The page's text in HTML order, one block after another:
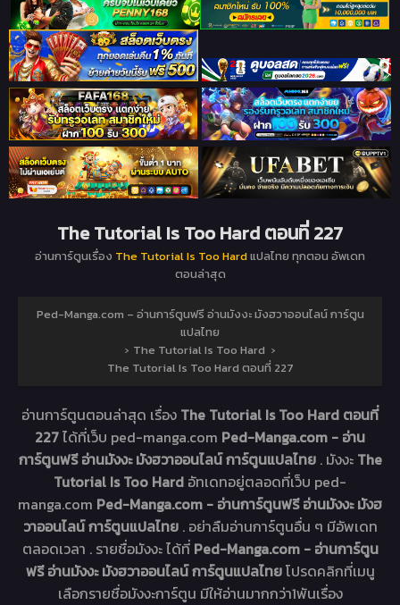
The Tutorial Is Too Hard ตอนที่ 227
อ่านการ์ตูนเรื่อง The Tutorial Is Too Hardแปลไทย ทุกตอน อัพเดท
ตอนล่าสุด
Ped-Manga.com – อ่านการ์ตูนฟรี อ่านมังงะ มังฮวาออนไลน์ การ์ตูน
แปลไทย
› The Tutorial Is Too Hard ›
The Tutorial Is Too Hard ตอนที่ 227
อ่านการ์ตูนตอนล่าสุด เรื่อง The Tutorial Is Too Hard ตอนที่
227ได้ที่เว็บ ped-manga.com Ped-Manga.com - อ่าน
การ์ตูนฟรี อ่านมังงะ มังฮวาออนไลน์ การ์ตูนแปลไทย . มังงะ The
Tutorial Is Too Hard อัทเดทอยู่ตลอดที่เว็บ ped-
manga.com Ped-Manga.com - อ่านการ์ตูนฟรี อ่านมังงะ มังฮ
วาออนไลน์ การ์ตูนแปลไทย . อย่าลืมอ่านการ์ตูนอื่น ๆ มีอัพเดท
ตลอดเวลา . รายชื่อมังงะ ได้ที่ Ped-Manga.com - อ่านการ์ตูน
ฟรี อ่านมังงะ มังฮวาออนไลน์ การ์ตูนแปลไทยโปรดคลิกที่เมนู
เลือกรายชื่อมังงะการ์ตูน มีให้อ่านมากกว่า1พันเรื่อง